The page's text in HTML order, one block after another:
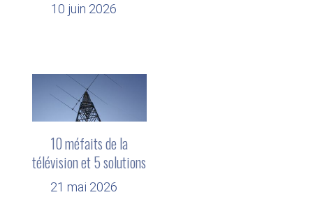
10 juin 2026
10 méfaits de la
télévision et 5 solutions
21 mai 2026